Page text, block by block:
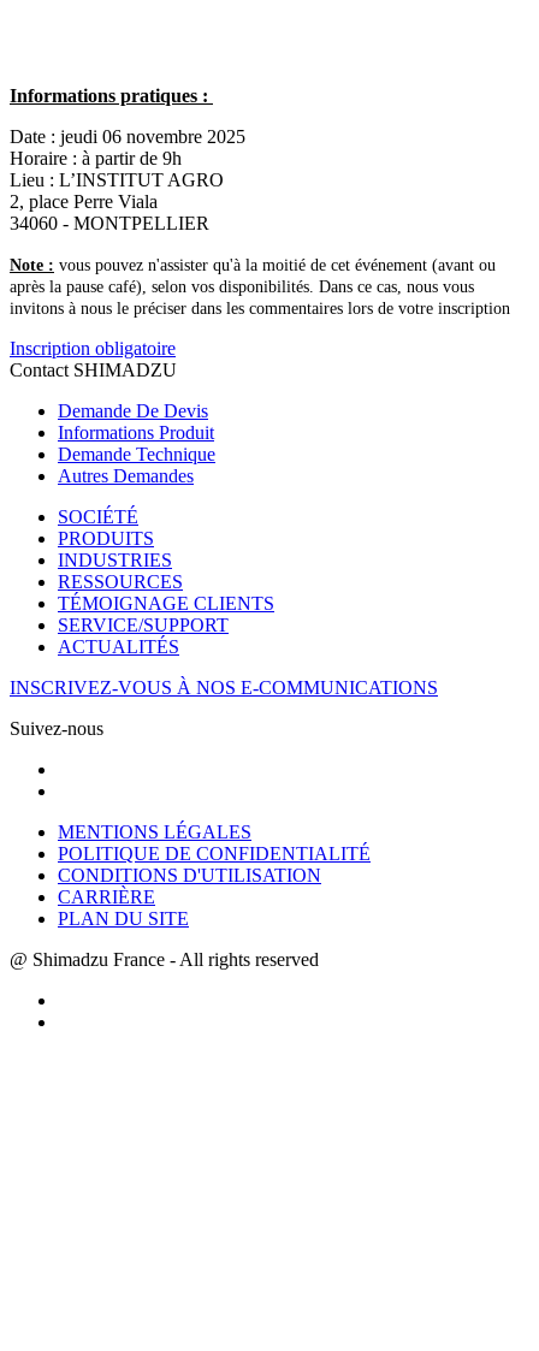
Informations pratiques :
Date : jeudi 06 novembre 2025
Horaire : à partir de 9h
Lieu : L’INSTITUT AGRO
2, place Perre Viala
34060 - MONTPELLIER
Note : vous pouvez n'assister qu'à la moitié de cet événement (avant ou
après la pause café), selon vos disponibilités. Dans ce cas, nous vous
invitons à nous le préciser dans les commentaires lors de votre inscription
Inscription obligatoire
Contact SHIMADZU
Demande De Devis
Informations Produit
Demande Technique
Autres Demandes
SOCIÉTÉ
PRODUITS
INDUSTRIES
RESSOURCES
TÉMOIGNAGE CLIENTS
SERVICE/SUPPORT
ACTUALITÉS
INSCRIVEZ-VOUS À NOS E-COMMUNICATIONS
Suivez-nous
MENTIONS LÉGALES
POLITIQUE DE CONFIDENTIALITÉ
CONDITIONS D'UTILISATION
CARRIÈRE
PLAN DU SITE
@ Shimadzu France - All rights reserved